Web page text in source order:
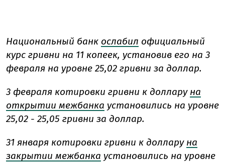
Национальный банк ослабил официальный
курс гривни на 11 копеек, установив его на 3
февраля на уровне 25,02 гривни за доллар.
3 февраля котировки гривни к доллару на
открытии межбанка установились на уровне
25,02 - 25,05 гривни за доллар.
31 января котировки гривни к доллару на
закрытии межбанка установились на уровне